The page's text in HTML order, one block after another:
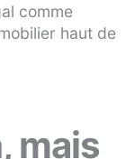
comme
haut de
mais